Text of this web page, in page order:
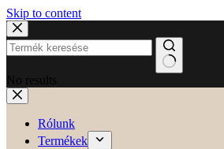
Skip to content
No results
Rólunk
Termékek